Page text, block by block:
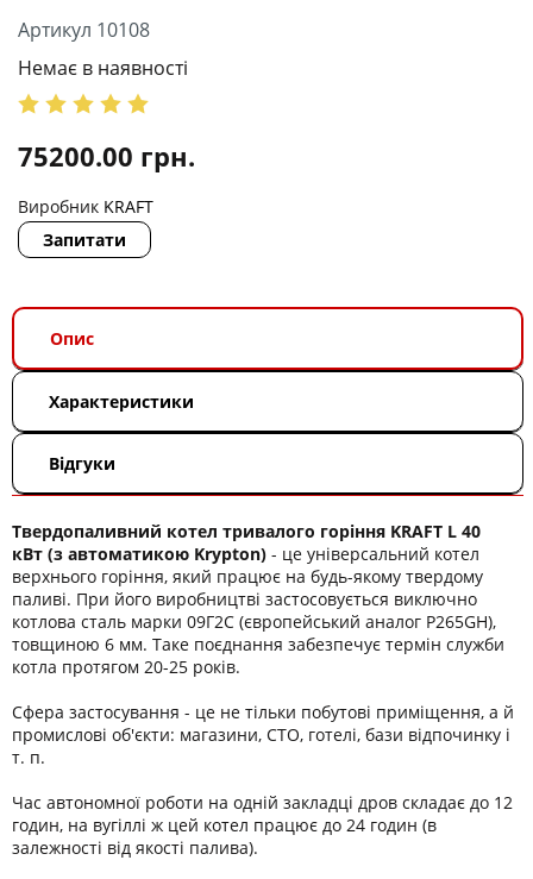
Артикул 10108
Немає в наявності
75200.00 грн.
Виробник KRAFT
Запитати
Опис
Характеристики
Відгуки
Твердопаливний котел тривалого горіння KRAFT L 40
кВт (з автоматикою Krypton) - це універсальний котел
верхнього горіння, який працює на будь-якому твердому
паливі. При його виробництві застосовується виключно
котлова сталь марки 09Г2С (європейський аналог P265GН),
товщиною 6 мм. Таке поєднання забезпечує термін служби
котла протягом 20-25 років.
Сфера застосування - це не тільки побутові приміщення, а й
промислові об'єкти: магазини, СТО, готелі, бази відпочинку і
т. п.
Час автономної роботи на одній закладці дров складає до 12
годин, на вугіллі ж цей котел працює до 24 годин (в
залежності від якості палива).